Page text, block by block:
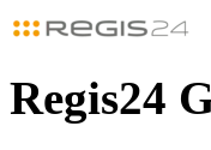
Regis24